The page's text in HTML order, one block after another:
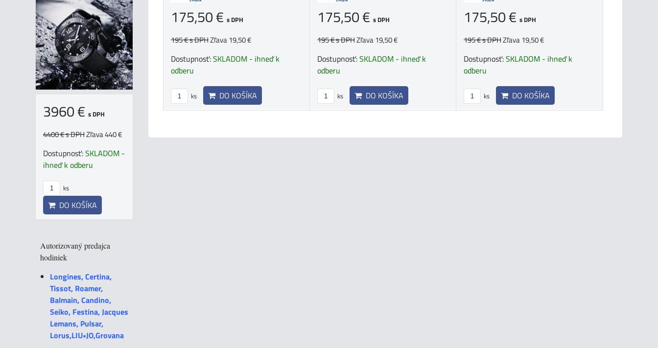
175,50 € s DPH
195 €s DPHZľava 19,50 €
Dostupnosť:SKLADOM - ihneď k
odberu
ks DO KOŠÍKA
175,50 € s DPH
195 €s DPHZľava 19,50 €
Dostupnosť:SKLADOM - ihneď k
odberu
ks DO KOŠÍKA
175,50 €s DPH
195 €s DPHZľava 19,50 €
Dostupnosť:SKLADOM - ihneď k
odberu
ks DO KOŠÍKA
3960 € s DPH
4400 €s DPHZľava 440 €
Dostupnosť:SKLADOM -
ihneď k odberu
ks
DO KOŠÍKA
Autorizovaný predajca
hodiniek
Longines, Certina,
Tissot, Roamer,
Balmain, Candino,
Seiko, Festina, Jacques
Lemans, Pulsar,
Lorus,LIU•JO,Grovana